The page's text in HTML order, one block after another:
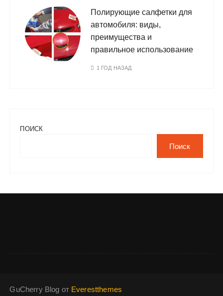
Полирующие салфетки для
автомобиля: виды,
преимущества и
правильное использование
1 ГОД НАЗАД
ПОИСК
Поиск
GuCherry Blog от Everestthemes